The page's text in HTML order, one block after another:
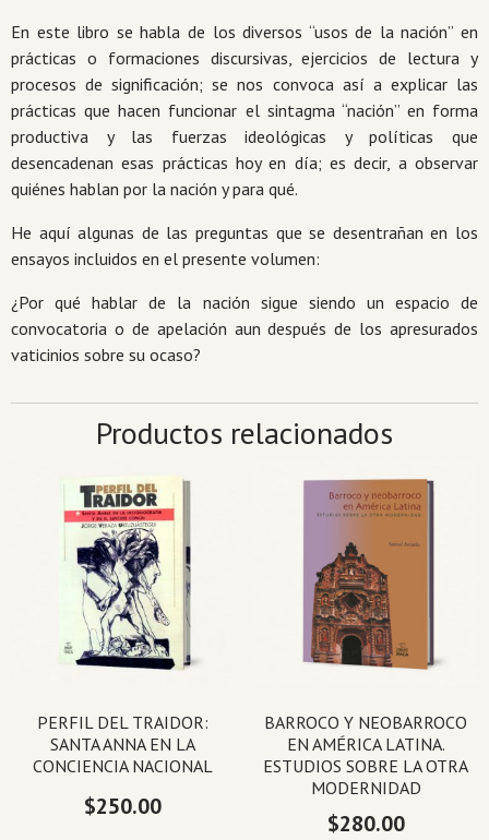
En este libro se habla de los diversos “usos de la nación” en
prácticas o formaciones discursivas, ejercicios de lectura y
procesos de significación; se nos convoca así a explicar las
prácticas que hacen funcionar el sintagma “nación” en forma
productiva y las fuerzas ideológicas y políticas que
desencadenan esas prácticas hoy en día; es decir, a observar
quiénes hablan por la nación y para qué.
He aquí algunas de las preguntas que se desentrañan en los
ensayos incluidos en el presente volumen:
¿Por qué hablar de la nación sigue siendo un espacio de
convocatoria o de apelación aun después de los apresurados
vaticinios sobre su ocaso?
Productos relacionados
PERFIL DEL TRAIDOR:
SANTA ANNA EN LA
CONCIENCIA NACIONAL
$250.00
BARROCO Y NEOBARROCO
EN AMÉRICA LATINA.
ESTUDIOS SOBRE LA OTRA
MODERNIDAD
$280.00